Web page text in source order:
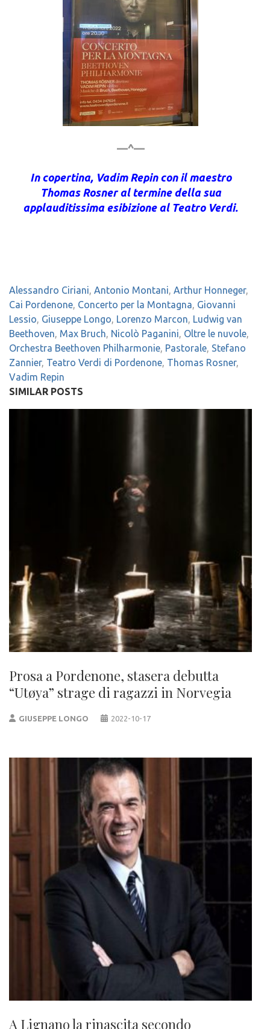
—^—
In copertina, Vadim Repin con il maestro
Thomas Rosner al termine della sua
applauditissima esibizione al Teatro Verdi.
Alessandro Ciriani, Antonio Montani, Arthur Honneger,
Cai Pordenone, Concerto per la Montagna, Giovanni
Lessio, Giuseppe Longo, Lorenzo Marcon, Ludwig van
Beethoven, Max Bruch, Nicolò Paganini, Oltre le nuvole,
Orchestra Beethoven Philharmonie, Pastorale, Stefano
Zannier, Teatro Verdi di Pordenone, Thomas Rosner,
Vadim Repin
SIMILAR POSTS
Prosa a Pordenone, stasera debutta
“Utøya” strage di ragazzi in Norvegia
GIUSEPPE LONGO 2022-10-17
A Lignano la rinascita secondo